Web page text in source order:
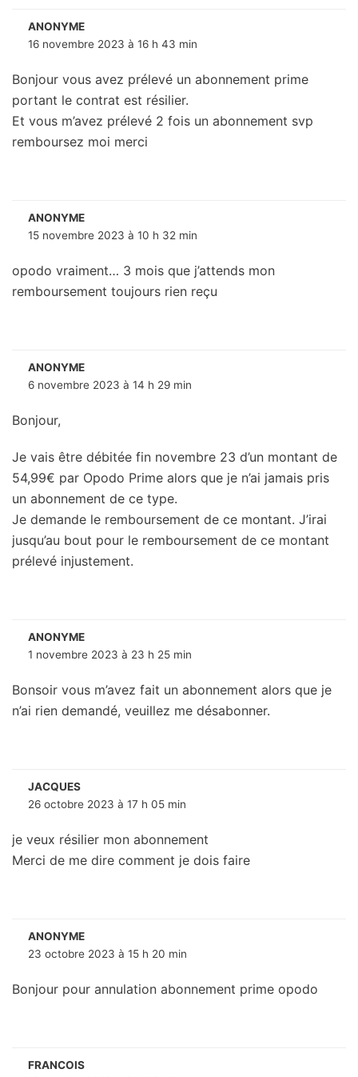
ANONYME
16 novembre 2023 à 16 h 43 min
Bonjour vous avez prélevé un abonnement prime
portant le contrat est résilier.
Et vous m’avez prélevé 2 fois un abonnement svp
remboursez moi merci
ANONYME
15 novembre 2023 à 10 h 32 min
opodo vraiment… 3 mois que j’attends mon
remboursement toujours rien reçu
ANONYME
6 novembre 2023 à 14 h 29 min
Bonjour,
Je vais être débitée fin novembre 23 d’un montant de
54,99€ par Opodo Prime alors que je n’ai jamais pris
un abonnement de ce type.
Je demande le remboursement de ce montant. J’irai
jusqu’au bout pour le remboursement de ce montant
prélevé injustement.
ANONYME
1 novembre 2023 à 23 h 25 min
Bonsoir vous m’avez fait un abonnement alors que je
n’ai rien demandé, veuillez me désabonner.
JACQUES
26 octobre 2023 à 17 h 05 min
je veux résilier mon abonnement
Merci de me dire comment je dois faire
ANONYME
23 octobre 2023 à 15 h 20 min
Bonjour pour annulation abonnement prime opodo
FRANCOIS